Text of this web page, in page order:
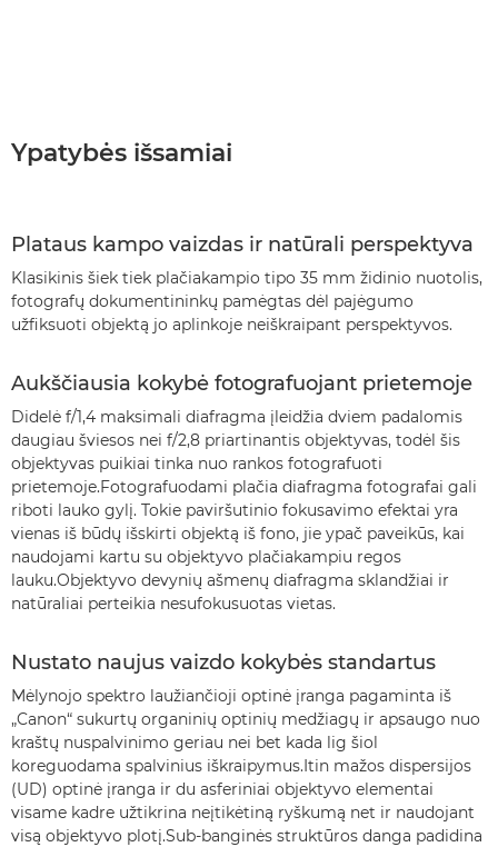
Ypatybės išsamiai
Plataus kampo vaizdas ir natūrali perspektyva
Klasikinis šiek tiek plačiakampio tipo 35 mm židinio nuotolis,
fotografų dokumentininkų pamėgtas dėl pajėgumo
užfiksuoti objektą jo aplinkoje neiškraipant perspektyvos.
Aukščiausia kokybė fotografuojant prietemoje
Didelė f/1,4 maksimali diafragma įleidžia dviem padalomis
daugiau šviesos nei f/2,8 priartinantis objektyvas, todėl šis
objektyvas puikiai tinka nuo rankos fotografuoti
prietemoje.Fotografuodami plačia diafragma fotografai gali
riboti lauko gylį. Tokie paviršutinio fokusavimo efektai yra
vienas iš būdų išskirti objektą iš fono, jie ypač paveikūs, kai
naudojami kartu su objektyvo plačiakampiu regos
lauku.Objektyvo devynių ašmenų diafragma sklandžiai ir
natūraliai perteikia nesufokusuotas vietas.
Nustato naujus vaizdo kokybės standartus
Mėlynojo spektro laužiančioji optinė įranga pagaminta iš
„Canon“ sukurtų organinių optinių medžiagų ir apsaugo nuo
kraštų nuspalvinimo geriau nei bet kada lig šiol
koreguodama spalvinius iškraipymus.Itin mažos dispersijos
(UD) optinė įranga ir du asferiniai objektyvo elementai
visame kadre užtikrina neįtikėtiną ryškumą net ir naudojant
visą objektyvo plotį.Sub-banginės struktūros danga padidina